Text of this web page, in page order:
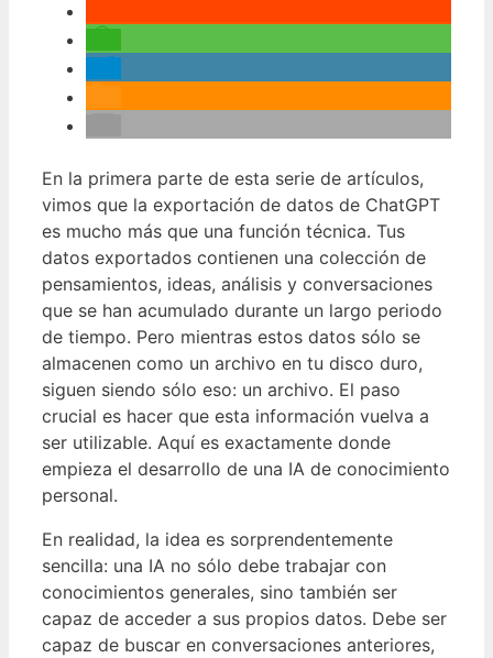
En la primera parte de esta serie de artículos,
vimos que la exportación de datos de ChatGPT
es mucho más que una función técnica. Tus
datos exportados contienen una colección de
pensamientos, ideas, análisis y conversaciones
que se han acumulado durante un largo periodo
de tiempo. Pero mientras estos datos sólo se
almacenen como un archivo en tu disco duro,
siguen siendo sólo eso: un archivo. El paso
crucial es hacer que esta información vuelva a
ser utilizable. Aquí es exactamente donde
empieza el desarrollo de una IA de conocimiento
personal.
En realidad, la idea es sorprendentemente
sencilla: una IA no sólo debe trabajar con
conocimientos generales, sino también ser
capaz de acceder a sus propios datos. Debe ser
capaz de buscar en conversaciones anteriores,